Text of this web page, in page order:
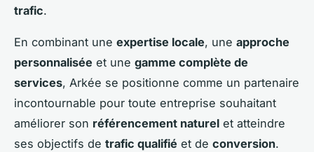
trafic.
En combinant une expertise locale, une approche
personnalisée et une gamme complète de
services, Arkée se positionne comme un partenaire
incontournable pour toute entreprise souhaitant
améliorer son référencement naturel et atteindre
ses objectifs de trafic qualifié et de conversion.